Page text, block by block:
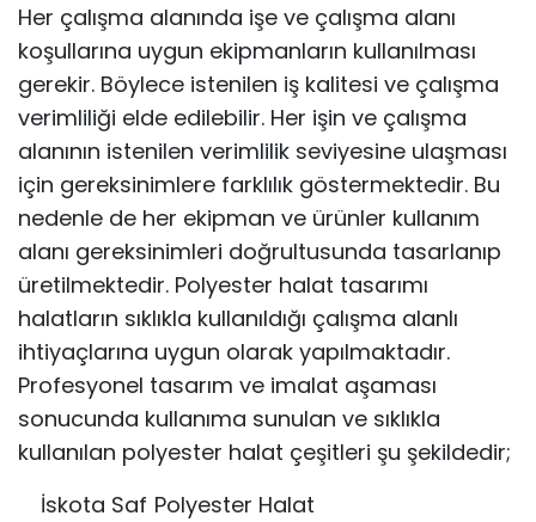
Her çalışma alanında işe ve çalışma alanı
koşullarına uygun ekipmanların kullanılması
gerekir. Böylece istenilen iş kalitesi ve çalışma
verimliliği elde edilebilir. Her işin ve çalışma
alanının istenilen verimlilik seviyesine ulaşması
için gereksinimlere farklılık göstermektedir. Bu
nedenle de her ekipman ve ürünler kullanım
alanı gereksinimleri doğrultusunda tasarlanıp
üretilmektedir. Polyester halat tasarımı
halatların sıklıkla kullanıldığı çalışma alanlı
ihtiyaçlarına uygun olarak yapılmaktadır.
Profesyonel tasarım ve imalat aşaması
sonucunda kullanıma sunulan ve sıklıkla
kullanılan polyester halat çeşitleri şu şekildedir;
İskota Saf Polyester Halat